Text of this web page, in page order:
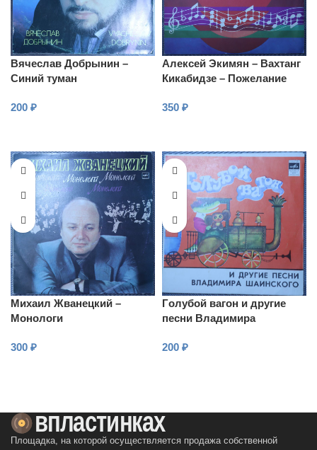
Вячеслав Добрынин –
Синий туман
200 ₽
Алексей Экимян – Вахтанг
Кикабидзе – Пожелание
350 ₽
Михаил Жванецкий –
Монологи
300 ₽
Гoлубoй вагон и другие
песни Владимира
200 ₽
Площадка, на которой осуществляется продажа собственной